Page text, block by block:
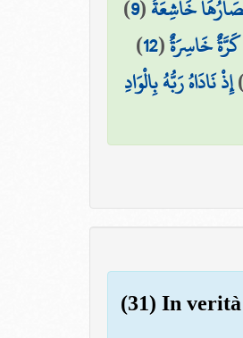
خَاشِعَةٌ(
9
)
كَرَّةٌ خَاسِرَةٌ(
12
)
إِذْ نَادَاهُ رَبُّهُ بِالْوَادِ
(31) In